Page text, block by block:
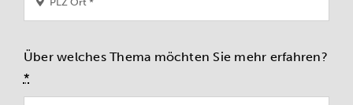
Über welches Thema möchten Sie mehr erfahren?
*